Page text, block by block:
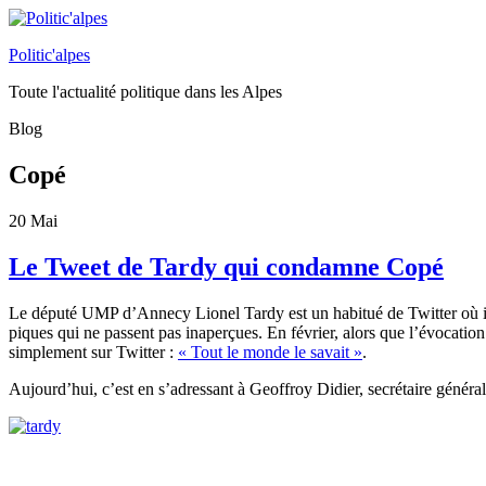
Politic'alpes
Toute l'actualité politique dans les Alpes
Blog
Copé
20 Mai
Le Tweet de Tardy qui condamne Copé
Le député UMP d’Annecy Lionel Tardy est un habitué de Twitter
piques qui ne passent pas inaperçues. En février, alors que
simplement sur Twitter : « Tout le monde le savait ».
Aujourd’hui, c’est en s’adressant à Geoffroy Didier, secrétaire